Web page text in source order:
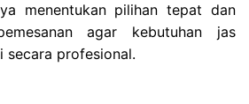
menentukan pilihan tepat dan
agar kebutuhan jas
secara profesional.